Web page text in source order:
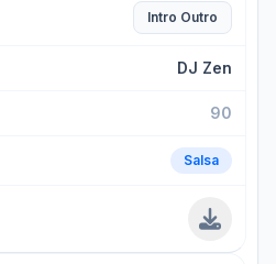
Intro Outro
DJ Zen
90
Salsa